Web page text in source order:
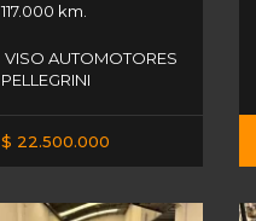
117.000 km.
VISO AUTOMOTORES
PELLEGRINI
$ 22.500.000